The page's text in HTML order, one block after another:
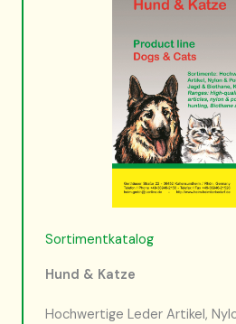
Sortimentkatalog
Hund & Katze
Hochwertige Leder Artikel,